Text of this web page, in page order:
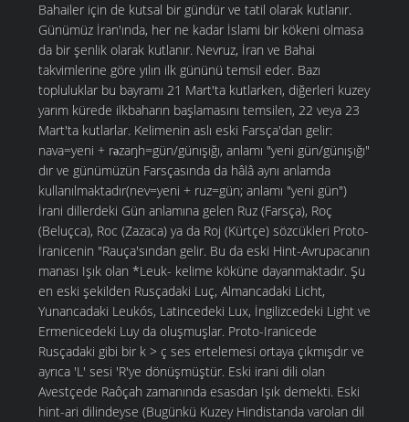
Bahailer için de kutsal bir gündür ve tatil olarak kutlanır.
Günümüz İran'ında, her ne kadar İslami bir kökeni olmasa
da bir şenlik olarak kutlanır. Nevruz, İran ve Bahai
takvimlerine göre yılın ilk gününü temsil eder. Bazı
topluluklar bu bayramı 21 Mart'ta kutlarken, diğerleri kuzey
yarım kürede ilkbaharın başlamasını temsilen, 22 veya 23
Mart'ta kutlarlar. Kelimenin aslı eski Farsça'dan gelir:
nava=yeni + rəzaŋh=gün/günışığı, anlamı "yeni gün/günışığı"
dır ve günümüzün Farsçasında da hâlâ aynı anlamda
kullanılmaktadır(nev=yeni + ruz=gün; anlamı "yeni gün")
İrani dillerdeki Gün anlamına gelen Ruz (Farsça), Roç
(Beluçca), Roc (Zazaca) ya da Roj (Kürtçe) sözcükleri Proto-
İranicenin "Rauça'sından gelir. Bu da eski Hint-Avrupacanın
manası Işık olan *Leuk- kelime köküne dayanmaktadır. Şu
en eski şekilden Rusçadaki Luç, Almancadaki Licht,
Yunancadaki Leukós, Latincedeki Lux, İngilizcedeki Light ve
Ermenicedeki Luy da oluşmuşlar. Proto-Iranicede
Rusçadaki gibi bir k > ç ses ertelemesi ortaya çıkmışdır ve
ayrıca 'L' sesi 'R'ye dönüşmüştür. Eski irani dili olan
Avestçede Raôçah zamanında esasdan Işık demekti. Eski
hint-ari dilindeyse (Bugünkü Kuzey Hindistanda varolan dil